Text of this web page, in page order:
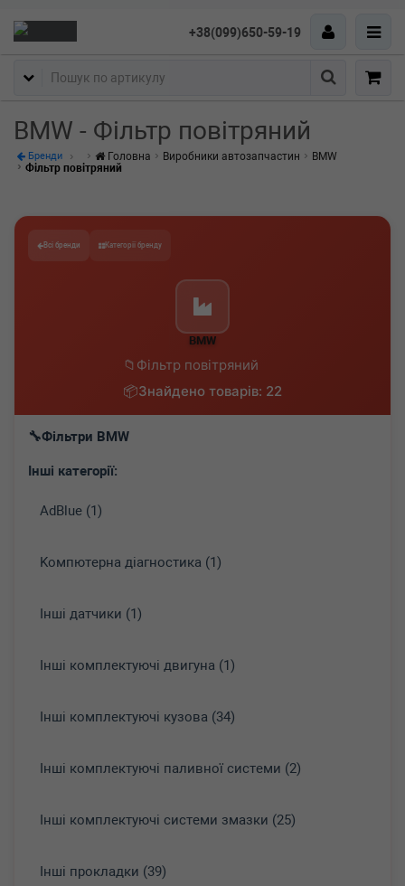
+38(099)650-59-19
Пошук
BMW - Фільтр повітряний
Бренди Головна Виробники автозапчастин
BMW
Фільтр повітряний
Всі бренди Категорії бренду
BMW
Фільтр повітряний
Знайдено товарів: 22
Фільтри BMW
Інші категорії:
AdBlue (1)
Koмпютepнa діaгнocтикa (1)
Інші датчики (1)
Інші комплектуючі двигуна (1)
Інші комплектуючі кузова (34)
Інші комплектуючі паливної системи (2)
Інші комплектуючі системи змазки (25)
Інші прокладки (39)